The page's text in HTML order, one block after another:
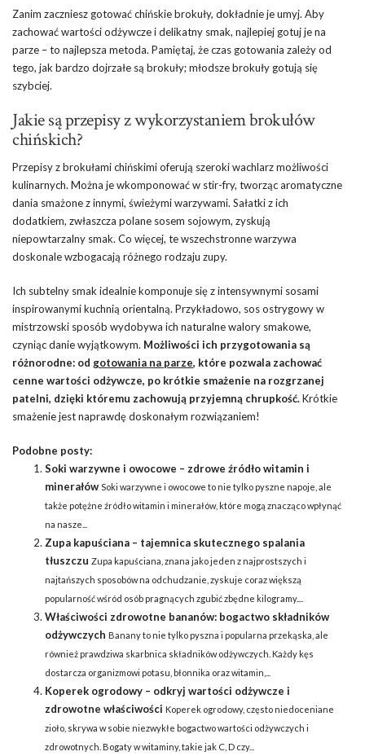
Zanim zaczniesz gotować chińskie brokuły, dokładnie je umyj. Aby
zachować wartości odżywcze i delikatny smak, najlepiej gotuj je na
parze – to najlepsza metoda. Pamiętaj, że czas gotowania zależy od
tego, jak bardzo dojrzałe są brokuły; młodsze brokuły gotują się
szybciej.
Jakie są przepisy z wykorzystaniem brokułów
chińskich?
Przepisy z brokułami chińskimi oferują szeroki wachlarz możliwości
kulinarnych. Można je wkomponować w stir-fry, tworząc aromatyczne
dania smażone z innymi, świeżymi warzywami. Sałatki z ich
dodatkiem, zwłaszcza polane sosem sojowym, zyskują
niepowtarzalny smak. Co więcej, te wszechstronne warzywa
doskonale wzbogacają różnego rodzaju zupy.
Ich subtelny smak idealnie komponuje się z intensywnymi sosami
inspirowanymi kuchnią orientalną. Przykładowo, sos ostrygowy w
mistrzowski sposób wydobywa ich naturalne walory smakowe,
czyniąc danie wyjątkowym. Możliwości ich przygotowania są
różnorodne: od gotowania na parze, które pozwala zachować
cenne wartości odżywcze, po krótkie smażenie na rozgrzanej
patelni, dzięki któremu zachowują przyjemną chrupkość.Krótkie
smażenie jest naprawdę doskonałym rozwiązaniem!
Podobne posty:
Soki warzywne i owocowe – zdrowe źródło witamin i
minerałów Soki warzywne i owocowe to nie tylko pyszne napoje, ale
także potężne źródło witamin i minerałów, które mogą znacząco wpłynąć
na nasze...
Zupa kapuściana – tajemnica skutecznego spalania
tłuszczu Zupa kapuściana, znana jako jeden z najprostszych i
najtańszych sposobów na odchudzanie, zyskuje coraz większą
popularność wśród osób pragnących zgubić zbędne kilogramy....
Właściwości zdrowotne bananów: bogactwo składników
odżywczych Banany to nie tylko pyszna i popularna przekąska, ale
również prawdziwa skarbnica składników odżywczych. Każdy kęs
dostarcza organizmowi potasu, błonnika oraz witamin,...
Koperek ogrodowy – odkryj wartości odżywcze i
zdrowotne właściwości Koperek ogrodowy, często niedoceniane
zioło, skrywa w sobie niezwykłe bogactwo wartości odżywczych i
zdrowotnych. Bogaty w witaminy, takie jak C, D czy...